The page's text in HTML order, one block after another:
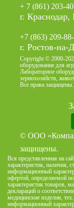
+ 7 (861) 203-
г.
+7 (863) 209-
г. Ростов-на-
Copyright © 2000-
оборудование для
Лабораторное
зернохозяйств,
Все права защищены.
© ООО
защищены.
Вся представленная на
характеристик, наличия,
информационный
офертой, определяемой
характеристик товаров,
деклараций о
медицинские изделия,
информационный